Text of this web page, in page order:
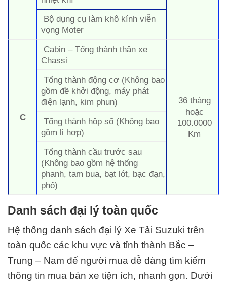
Bộ dụng cụ làm khô kính viễn
vọng Moter
C
Cabin – Tổng thành thân xe
Chassi
36 tháng
hoặc
100.0000
Km
Tổng thành động cơ (Không bao
gồm đề khởi động, máy phát
điện lạnh, kim phun)
Tổng thành hộp số (Không bao
gồm li hợp)
Tổng thành cầu trước sau
(Không bao gồm hệ thống
phanh, tam bua, bạt lót, bạc đạn,
phố)
Danh sách đại lý toàn quốc
Hệ thống danh sách đại lý Xe Tải Suzuki trên
toàn quốc các khu vực và tỉnh thành Bắc –
Trung – Nam để người mua dễ dàng tìm kiếm
thông tin mua bán xe tiện ích, nhanh gọn. Dưới